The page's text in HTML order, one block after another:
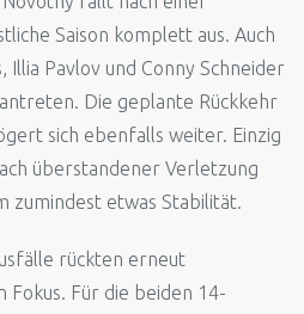
Saison komplett aus. Auch
Illia Pavlov und Conny Schneider
Die geplante Rückkehr
sich ebenfalls weiter. Einzig
überstandener Verletzung
zumindest etwas Stabilität.
rückten erneut
Fokus. Für die beiden 14-